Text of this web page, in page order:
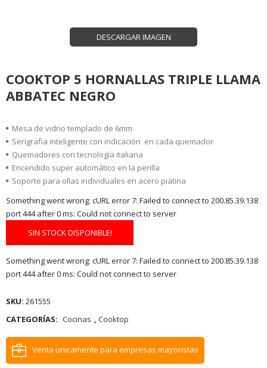
DESCARGAR IMAGEN
COOKTOP 5 HORNALLAS TRIPLE LLAMA
ABBATEC NEGRO
Mesa de vidrio templado de 6mm
Serigrafia inteligente con indicación en cada quemador
Quemadores con tecnología italiana
Encendido super automático en la perilla
Soporte para ollas individuales en acero piatina
Something went wrong: cURL error 7: Failed to connect to 200.85.39.138
port 444 after 0 ms: Could not connect to server
SIN STOCK DISPONIBLE!
Something went wrong: cURL error 7: Failed to connect to 200.85.39.138
port 444 after 0 ms: Could not connect to server
SKU: 261555
CATEGORÍAS: Cocinas , Cooktop
Venta unicamente para empresas mayoristas